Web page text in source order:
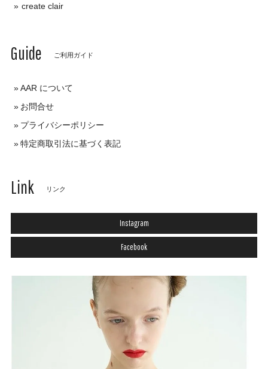
create clair
Guide ご利用ガイド
AAR について
お問合せ
プライバシーポリシー
特定商取引法に基づく表記
Link リンク
Instagram
Facebook